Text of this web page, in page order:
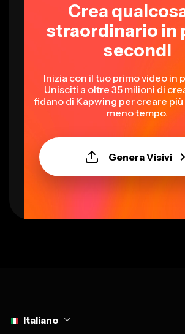
Crea
straordinario in
secondi
Inizia con il tuo primo video in
Unisciti a oltre 35 milioni di
fidano di Kapwing per creare
meno tempo.
Genera Visivi
Italiano